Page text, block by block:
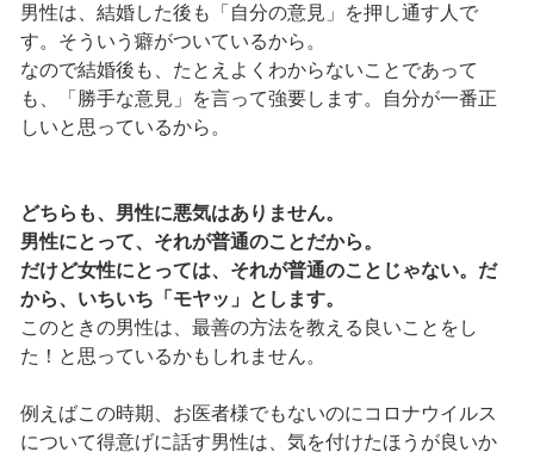
男性は、結婚した後も「自分の意見」を押し通す人で
す。そういう癖がついているから。
なので結婚後も、たとえよくわからないことであって
も、「勝手な意見」を言って強要します。自分が一番正
しいと思っているから。
どちらも、男性に悪気はありません。
男性にとって、それが普通のことだから。
だけど女性にとっては、それが普通のことじゃない。だ
から、いちいち「モヤッ」とします。
このときの男性は、最善の方法を教える良いことをし
た！と思っているかもしれません。
例えばこの時期、お医者様でもないのにコロナウイルス
について得意げに話す男性は、気を付けたほうが良いか